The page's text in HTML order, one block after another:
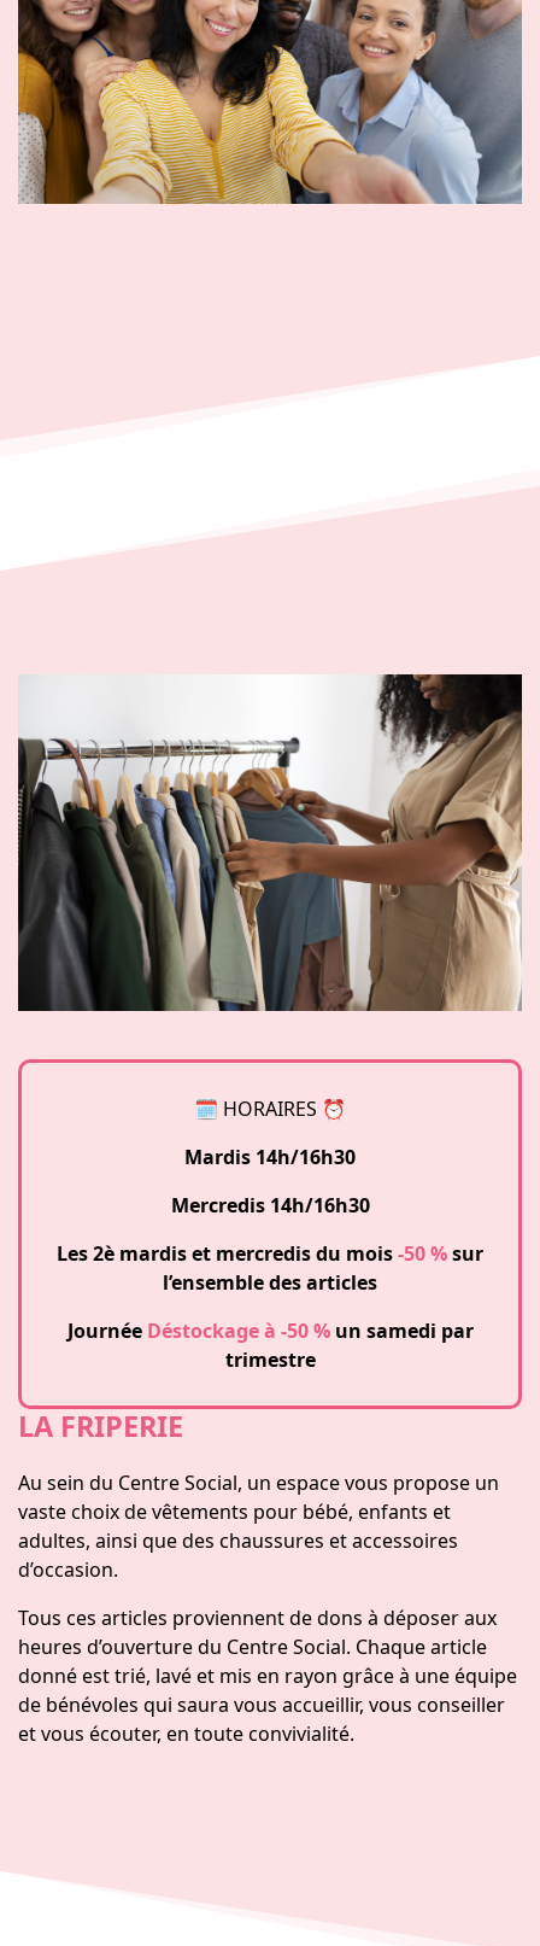
🗓 HORAIRES ⏰
Mardis 14h/16h30
Mercredis 14h/16h30
Les 2è mardis et mercredis du mois-50 %sur
l’ensemble des articles
Journée Déstockage à -50 %un samedi par
trimestre
LA FRIPERIE
Au sein du Centre Social, un espace vous propose un
vaste choix de vêtements pour bébé, enfants et
adultes, ainsi que des chaussures et accessoires
d’occasion.
Tous ces articles proviennent de dons à déposer aux
heures d’ouverture du Centre Social. Chaque article
donné est trié, lavé et mis en rayon grâce à une équipe
de bénévoles qui saura vous accueillir, vous conseiller
et vous écouter, en toute convivialité.